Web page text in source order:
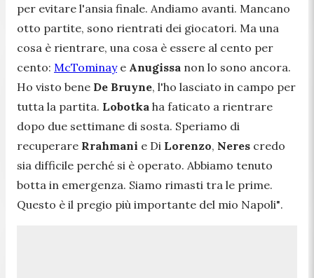
per evitare l'ansia finale. Andiamo avanti. Mancano
otto partite, sono rientrati dei giocatori. Ma una
cosa è rientrare, una cosa è essere al cento per
cento: McTominaye Anugissa non lo sono ancora.
Ho visto bene De Bruyne, l'ho lasciato in campo per
tutta la partita. Lobotka ha faticato a rientrare
dopo due settimane di sosta. Speriamo di
recuperare Rrahmani e Di Lorenzo, Neres credo
sia difficile perché si è operato. Abbiamo tenuto
botta in emergenza. Siamo rimasti tra le prime.
Questo è il pregio più importante del mio Napoli".